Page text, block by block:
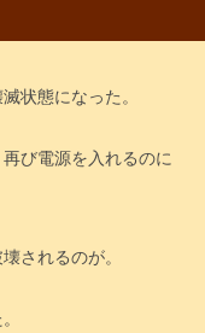
状態になった。
び電源を入れるのに
されるのが。